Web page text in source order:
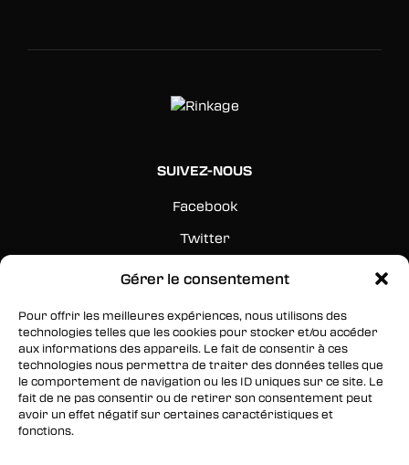
Gérer le consentement
Pour offrir les meilleures expériences, nous utilisons des
technologies telles que les cookies pour stocker et/ou accéder
aux informations des appareils. Le fait de consentir à ces
technologies nous permettra de traiter des données telles que
le comportement de navigation ou les ID uniques sur ce site. Le
fait de ne pas consentir ou de retirer son consentement peut
avoir un effet négatif sur certaines caractéristiques et
fonctions.
SUIVEZ-NOUS
Facebook
Twitter
Instagram
RESTEZ INFORMÉS
Inscrivez-vous à notre newsletter pour être les
premiers à être informés des nouveaux
arrivages, des ventes, du contenu exclusif, des
événements et plus encore !